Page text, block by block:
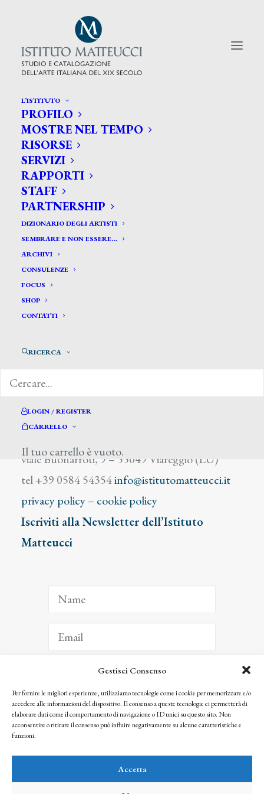
Gestisci Consenso
Per fornire le migliori esperienze, utilizziamo tecnologie come i cookie per memorizzare e/o
accedere alle informazioni del dispositivo. Il consenso a queste tecnologie ci permetterà di
elaborare dati come il comportamento di navigazione o ID unici su questo sito. Non
acconsentire o ritirare il consenso può influire negativamente su alcune caratteristiche e
funzioni.
Accetta
L’ISTITUTO
PROFILO
MOSTRE NEL TEMPO
RISORSE
SERVIZI
RAPPORTI
STAFF
PARTNERSHIP
DIZIONARIO DEGLI ARTISTI
SEMBRARE E NON ESSERE…
ARCHIVI
CONSULENZE
FOCUS
SHOP
CONTATTI
RICERCA
LOGIN / REGISTER
CARRELLO
Il tuo carrello è vuoto.
CERCA TRA GLI ARTISTI:
Search
for:
Amadori Giuliano
viale Buonarroti, 9 – 55049 Viareggio (LU)
tel +39 0584 54354info@istitutomatteucci.it
privacy policy– cookie policy
Iscriviti alla Newsletter dell’Istituto
Matteucci
ISCRIVITI
Facendo clic per iscriverti, riconosci che le tue informazioni saranno trattate
seguendo la nostra Privacy Policy
© 2025 Istituto Matteucci. All right reserved
l’autorizzazione scritta dei proprietari dei diritti e dell’Istituto Matteucci